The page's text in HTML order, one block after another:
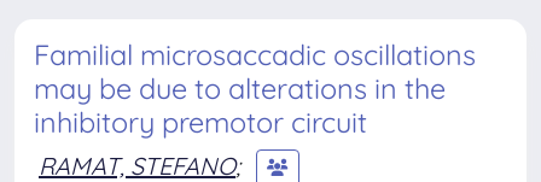
Familial microsaccadic oscillations
may be due to alterations in the
inhibitory premotor circuit
RAMAT, STEFANO;